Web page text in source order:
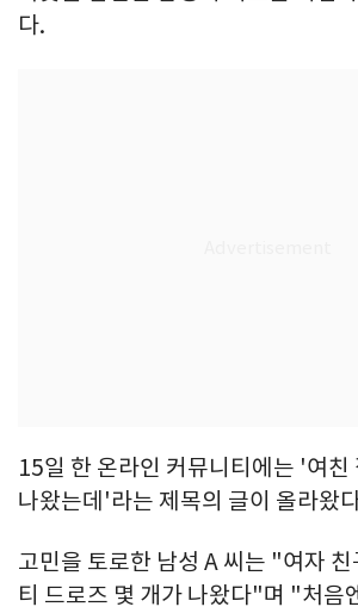
다.
15일 한 온라인 커뮤니티에는 '여친
나왔는데'라는 제목의 글이 올라왔
고민을 토로한 남성 A 씨는 "여자
티 드로즈 몇 개가 나왔다"며 "처음